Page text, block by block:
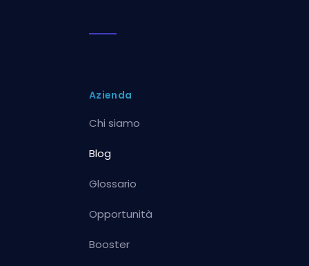
Azienda
Chi siamo
Blog
Glossario
Opportunità
Booster